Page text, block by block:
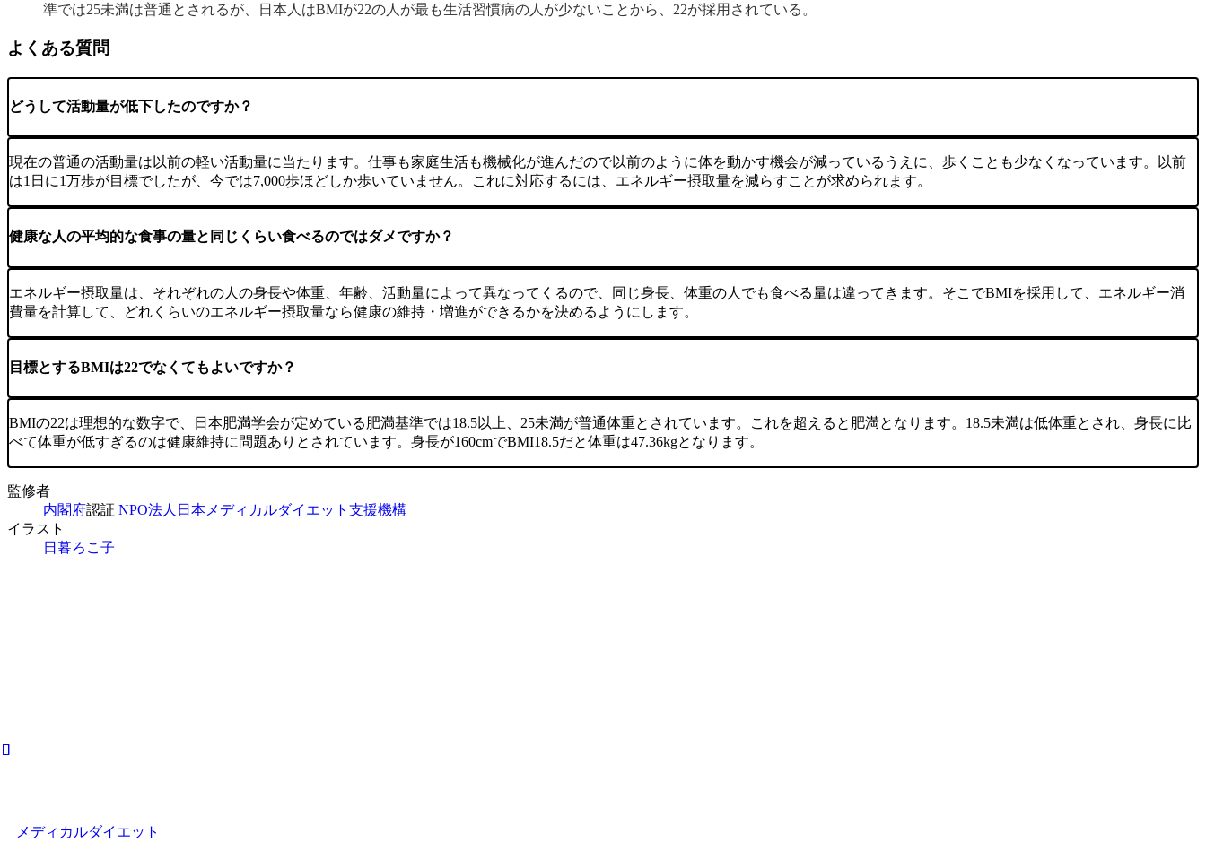
準では25未満は普通とされるが、日本人はBMIが22の人が最も生活習慣病の人が少ないことから、22が採用されている。
よくある質問
どうして活動量が低下したのですか？
現在の普通の活動量は以前の軽い活動量に当たります。仕事も家庭生活も機械化が進んだので以前のように体を動かす機会が減っているうえに、歩くことも少なくなっています。以前
は1日に1万歩が目標でしたが、今では7,000歩ほどしか歩いていません。これに対応するには、エネルギー摂取量を減らすことが求められます。
健康な人の平均的な食事の量と同じくらい食べるのではダメですか？
エネルギー摂取量は、それぞれの人の身長や体重、年齢、活動量によって異なってくるので、同じ身長、体重の人でも食べる量は違ってきます。そこでBMIを採用して、エネルギー消
費量を計算して、どれくらいのエネルギー摂取量なら健康の維持・増進ができるかを決めるようにします。
目標とするBMIは22でなくてもよいですか？
BMIの22は理想的な数字で、日本肥満学会が定めている肥満基準では18.5以上、25未満が普通体重とされています。これを超えると肥満となります。18.5未満は低体重とされ、身長に比
べて体重が低すぎるのは健康維持に問題ありとされています。身長が160cmでBMI18.5だと体重は47.36kgとなります。
監修者
内閣府認証 NPO法人日本メディカルダイエット支援機構
イラスト
日暮ろこ子
メディカルダイエット